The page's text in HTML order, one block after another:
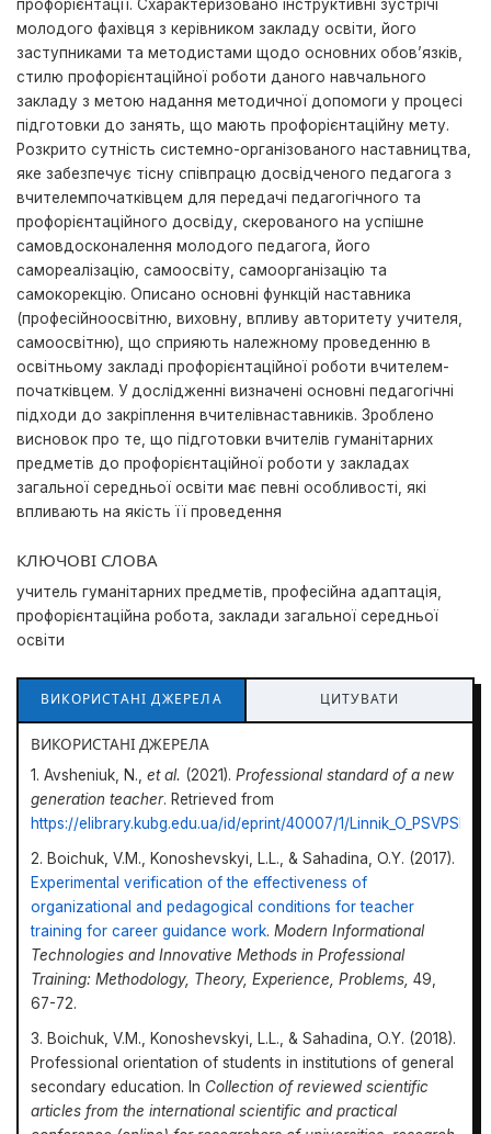
профорієнтації. Схарактеризовано інструктивні зустрічі
молодого фахівця з керівником закладу освіти, його
заступниками та методистами щодо основних обов’язків,
стилю профорієнтаційної роботи даного навчального
закладу з метою надання методичної допомоги у процесі
підготовки до занять, що мають профорієнтаційну мету.
Розкрито сутність системно-організованого наставництва,
яке забезпечує тісну співпрацю досвідченого педагога з
вчителемпочатківцем для передачі педагогічного та
профорієнтаційного досвіду, скерованого на успішне
самовдосконалення молодого педагога, його
самореалізацію, самоосвіту, самоорганізацію та
самокорекцію. Описано основні функцій наставника
(професійноосвітню, виховну, впливу авторитету учителя,
самоосвітню), що сприяють належному проведенню в
освітньому закладі профорієнтаційної роботи вчителем-
початківцем. У дослідженні визначені основні педагогічні
підходи до закріплення вчителівнаставників. Зроблено
висновок про те, що підготовки вчителів гуманітарних
предметів до профорієнтаційної роботи у закладах
загальної середньої освіти має певні особливості, які
впливають на якість її проведення
КЛЮЧОВІ СЛОВА
учитель гуманітарних предметів, професійна адаптація,
профорієнтаційна робота, заклади загальної середньої
освіти
ВИКОРИСТАНІ ДЖЕРЕЛА ЦИТУВАТИ
ВИКОРИСТАНІ ДЖЕРЕЛА
1. Avsheniuk, N.,et al. (2021).Professional standard of a new
generation teacher. Retrieved from
https://elibrary.kubg.edu.ua/id/eprint/40007/1/
2. Boichuk, V.M., Konoshevskyi, L.L., & Sahadina, O.Y. (2017).
Experimental verification of the effectiveness of
organizational and pedagogical conditions for teacher
training for career guidance work.Modern Informational
Technologies and Innovative Methods in Professional
Training: Methodology, Theory, Experience, Problems,49,
67-72.
3. Boichuk, V.M., Konoshevskyi, L.L., & Sahadina, O.Y. (2018).
Professional orientation of students in institutions of general
secondary education. In Collection of reviewed scientific
articles from the international scientific and practical